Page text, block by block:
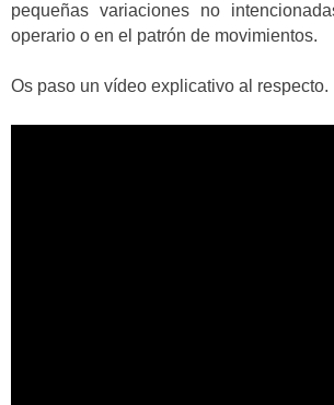
pequeñas variaciones no
operario o en el patrón de movimientos.
Os paso un vídeo explicativo al respecto.